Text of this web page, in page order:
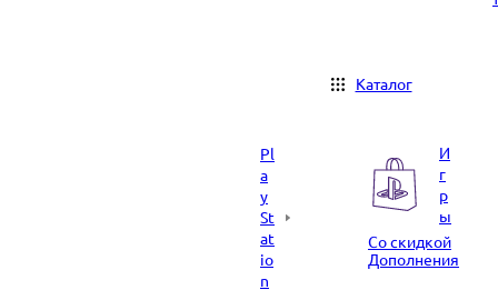
Каталог
Pl
a
y
St
at
io
n
И
г
р
ы
Со скидкой
Дополнения